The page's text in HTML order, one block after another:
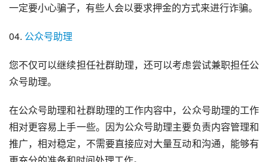
一定要小心骗子，有些人会以要求押金的方式来进行诈骗。
04. 公众号助理
您不仅可以继续担任社群助理，还可以考虑尝试兼职担任公
众号助理。
在公众号助理和社群助理的工作内容中，公众号助理的工作
相对更容易上手一些。因为公众号助理主要负责内容管理和
推广，相对稳定，不需要直接应对大量互动和沟通，能够有